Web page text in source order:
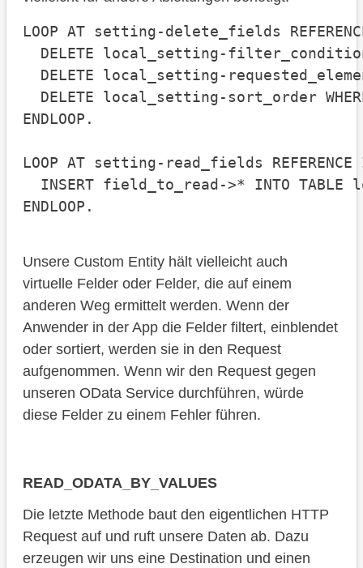
LOOP AT setting-delete_fields
DELETE local_setting-
DELETE local_setting-
DELETE local_setting-sort_order
ENDLOOP.
LOOP AT setting-read_fields
INSERT field_to_read->* INTO
ENDLOOP.
Unsere Custom Entity hält vielleicht auch
virtuelle Felder oder Felder, die auf einem
anderen Weg ermittelt werden. Wenn der
Anwender in der App die Felder filtert, einblendet
oder sortiert, werden sie in den Request
aufgenommen. Wenn wir den Request gegen
unseren OData Service durchführen, würde
diese Felder zu einem Fehler führen.
READ_ODATA_BY_VALUES
Die letzte Methode baut den eigentlichen HTTP
Request auf und ruft unsere Daten ab. Dazu
erzeugen wir uns eine Destination und einen